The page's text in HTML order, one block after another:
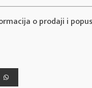
o prodaji i